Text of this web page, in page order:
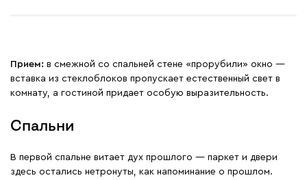
Прием: в смежной со спальней стене «прорубили» окно —
вставка из стеклоблоков пропускает естественный свет в
комнату, а гостиной придает особую выразительность.
Спальни
В первой спальне витает дух прошлого — паркет и двери
здесь остались нетронуты, как напоминание о прошлом.